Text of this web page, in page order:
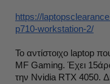
https://
p710-workstation-2/
Το αντίστοιχο laptop
MF Gaming. Έχει
την Nvidia RTX 4050.